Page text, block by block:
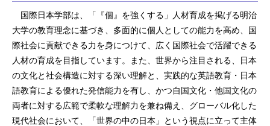
国際日本学部は、「『個』を強くする」人材育成を掲げる明治
大学の教育理念に基づき、多面的に個人としての能力を高め、国
際社会に貢献できる力を身につけて、広く国際社会で活躍できる
人材の育成を目指しています。また、世界から注目される、日本
の文化と社会構造に対する深い理解と、実践的な英語教育・日本
語教育による優れた発信能力を有し、かつ自国文化・他国文化の
両者に対する広範で柔軟な理解力を兼ね備え、グローバル化した
現代社会において、「世界の中の日本」という視点に立って主体